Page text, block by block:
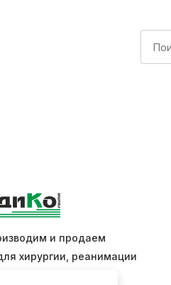
и продаем
хирургии, реанимации